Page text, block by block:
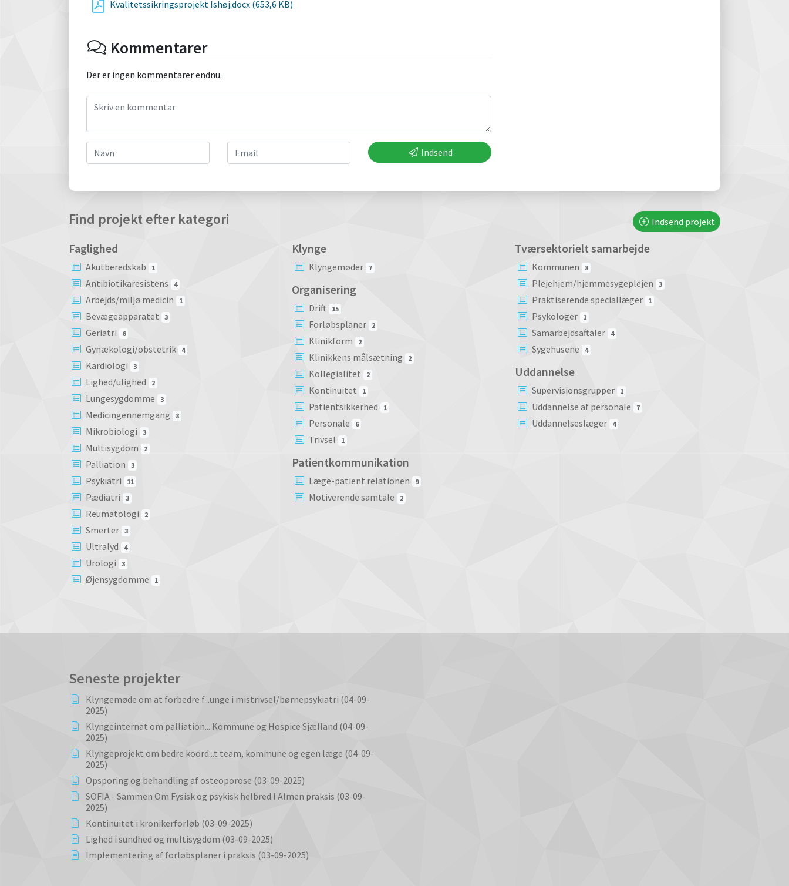
Kvalitetssikringsprojekt Ishøj.docx (653,6 KB)
Kommentarer
Der er ingen kommentarer endnu.
Indsend
Find projekt efter kategori Indsend projekt
Faglighed
Akutberedskab 1
Antibiotikaresistens 4
Arbejds/miljø medicin 1
Bevægeapparatet 3
Geriatri 6
Gynækologi/obstetrik 4
Kardiologi 3
Lighed/ulighed 2
Lungesygdomme 3
Medicingennemgang 8
Mikrobiologi 3
Multisygdom 2
Palliation 3
Psykiatri 11
Pædiatri 3
Reumatologi 2
Smerter 3
Ultralyd 4
Urologi 3
Øjensygdomme 1
Klynge
Klyngemøder 7
Organisering
Drift 15
Forløbsplaner 2
Klinikform 2
Klinikkens målsætning 2
Kollegialitet 2
Kontinuitet 1
Patientsikkerhed 1
Personale 6
Trivsel 1
Patientkommunikation
Læge-patient relationen 9
Motiverende samtale 2
Tværsektorielt samarbejde
Kommunen 8
Plejehjem/hjemmesygeplejen 3
Praktiserende speciallæger 1
Psykologer 1
Samarbejdsaftaler 4
Sygehusene 4
Uddannelse
Supervisionsgrupper 1
Uddannelse af personale 7
Uddannelseslæger 4
Seneste projekter
Klyngemøde om at forbedre f...unge i mistrivsel/børnepsykiatri (04-09-
2025)
Klyngeinternat om palliation... Kommune og Hospice Sjælland (04-09-
2025)
Klyngeprojekt om bedre koord...t team, kommune og egen læge (04-09-
2025)
Opsporing og behandling af osteoporose (03-09-2025)
SOFIA - Sammen Om Fysisk og psykisk helbred I Almen praksis (03-09-
2025)
Kontinuitet i kronikerforløb (03-09-2025)
Lighed i sundhed og multisygdom (03-09-2025)
Implementering af forløbsplaner i praksis (03-09-2025)